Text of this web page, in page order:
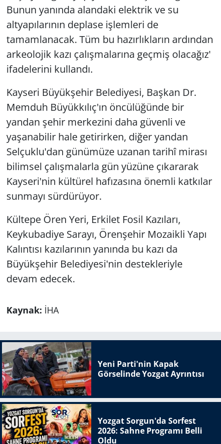
Bunun yanında alandaki elektrik ve su
altyapılarının deplase işlemleri de
tamamlanacak. Tüm bu hazırlıkların ardından
arkeolojik kazı çalışmalarına geçmiş olacağız'
ifadelerini kullandı.
Kayseri Büyükşehir Belediyesi, Başkan Dr.
Memduh Büyükkılıç'ın öncülüğünde bir
yandan şehir merkezini daha güvenli ve
yaşanabilir hale getirirken, diğer yandan
Selçuklu'dan günümüze uzanan tarihî mirası
bilimsel çalışmalarla gün yüzüne çıkararak
Kayseri'nin kültürel hafızasına önemli katkılar
sunmayı sürdürüyor.
Kültepe Ören Yeri, Erkilet Fosil Kazıları,
Keykubadiye Sarayı, Örenşehir Mozaikli Yapı
Kalıntısı kazılarının yanında bu kazı da
Büyükşehir Belediyesi'nin destekleriyle
devam edecek.
Kaynak: İHA
Yeni Parti'nin Kapak
Görselinde Yozgat Ayrıntısı
Yozgat Sorgun'da Sorfest
2026: Sahne Programı Belli
Oldu